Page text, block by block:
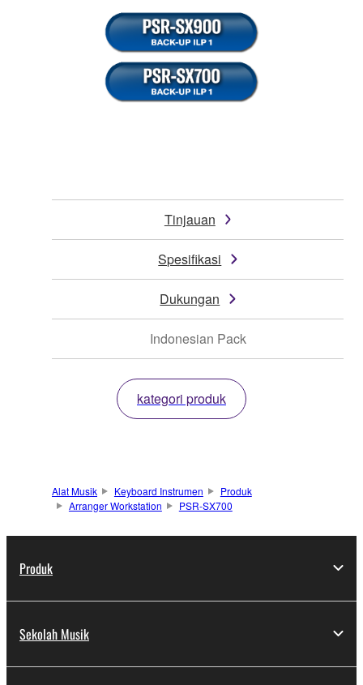
Tinjauan
Spesifikasi
Dukungan
Indonesian Pack
kategori produk
Alat Musik Keyboard Instrumen
Produk
Arranger Workstation
PSR-SX700
Produk
Sekolah Musik